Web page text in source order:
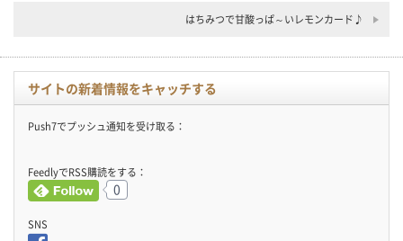
はちみつで甘酸っぱ～いレモンカード♪
サイトの新着情報をキャッチする
Push7でプッシュ通知を受け取る：
FeedlyでRSS購読をする：
0
SNS